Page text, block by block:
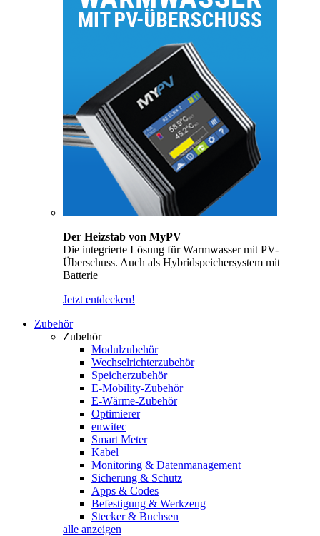
Der Heizstab von MyPV
Die integrierte Lösung für Warmwasser mit PV-
Überschuss. Auch als Hybridspeichersystem mit
Batterie
Jetzt entdecken!
Zubehör
Zubehör
Modulzubehör
Wechselrichterzubehör
Speicherzubehör
E-Mobility-Zubehör
E-Wärme-Zubehör
Optimierer
enwitec
Smart Meter
Kabel
Monitoring & Datenmanagement
Sicherung & Schutz
Apps & Codes
Befestigung & Werkzeug
Stecker & Buchsen
alle anzeigen